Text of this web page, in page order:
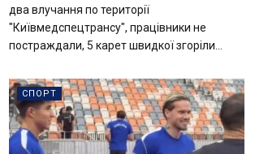
два влучання по території
"Київмедспецтрансу", працівники не
постраждали, 5 карет швидкої згоріли...
СПОРТ